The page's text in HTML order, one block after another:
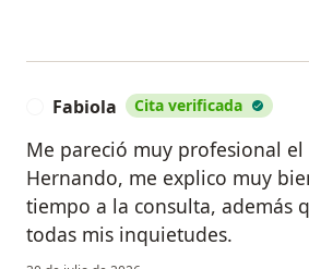
Fabiola Cita verificada
Me pareció muy profesional
Hernando, me explico muy
tiempo a la consulta, además
todas mis inquietudes.